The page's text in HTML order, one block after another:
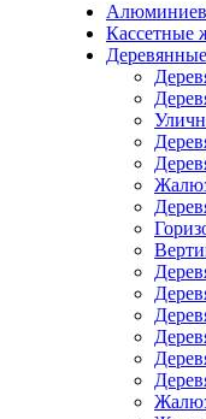
Кассетные